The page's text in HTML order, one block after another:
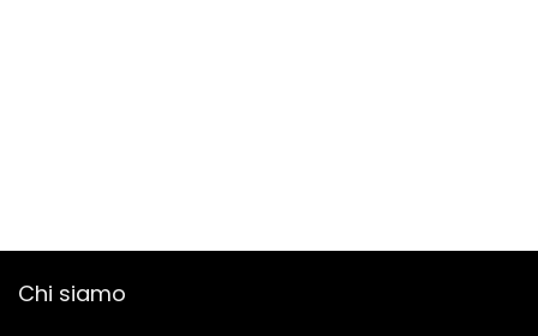
Chi siamo